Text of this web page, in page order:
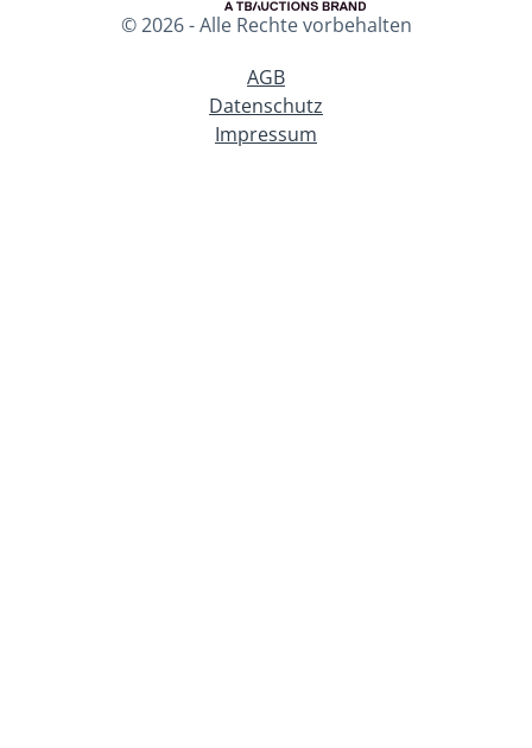
© 2026 - Alle Rechte vorbehalten
AGB
Datenschutz
Impressum